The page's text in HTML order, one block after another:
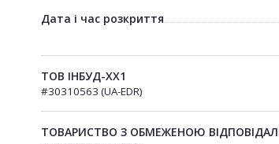
Дата і час розкриття
ТОВ ІНБУД-ХХ1
#30310563 (UA-EDR)
ТОВАРИСТВО З ОБМЕЖЕНОЮ